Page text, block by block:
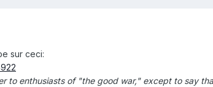
sur ceci:
to enthusiasts of "the good war," except to say